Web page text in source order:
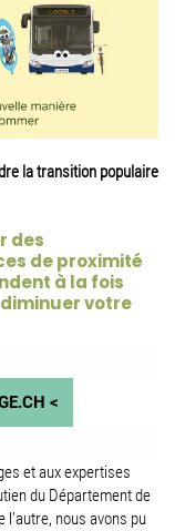
la transition populaire
des
de proximité
à la fois
votre
<
et aux expertises
du Département de
l’autre, nous avons pu